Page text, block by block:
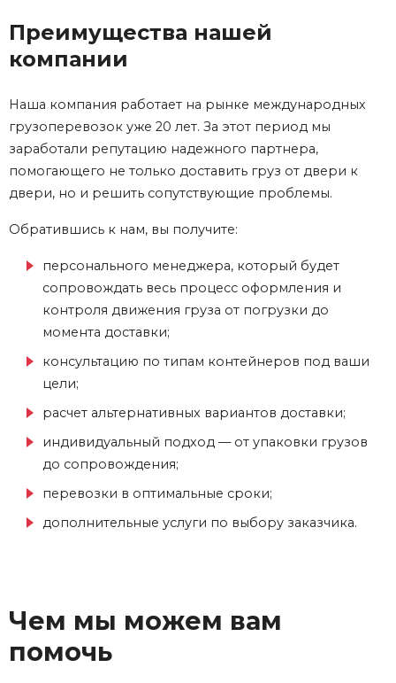
Преимущества нашей
компании
Наша компания работает на рынке международных
грузоперевозок уже 20 лет. За этот период мы
заработали репутацию надежного партнера,
помогающего не только доставить груз от двери к
двери, но и решить сопутствующие проблемы.
Обратившись к нам, вы получите:
персонального менеджера, который будет
сопровождать весь процесс оформления и
контроля движения груза от погрузки до
момента доставки;
консультацию по типам контейнеров под ваши
цели;
расчет альтернативных вариантов доставки;
индивидуальный подход — от упаковки грузов
до сопровождения;
перевозки в оптимальные сроки;
дополнительные услуги по выбору заказчика.
Чем мы можем вам
помочь